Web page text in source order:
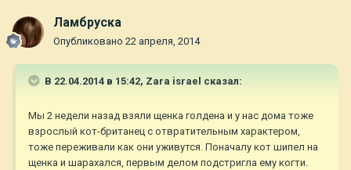
Ламбруска
Опубликовано 22 апреля, 2014
В 22.04.2014 в 15:42, Zara israel сказал:
Мы 2 недели назад взяли щенка голдена и у нас дома тоже
взрослый кот-британец с отвратительным характером,
тоже переживали как они уживутся. Поначалу кот шипел на
щенка и шарахался, первым делом подстригла ему когти.